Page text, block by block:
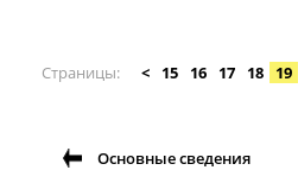
Страницы < 15 16 17 18 19
Основные сведения